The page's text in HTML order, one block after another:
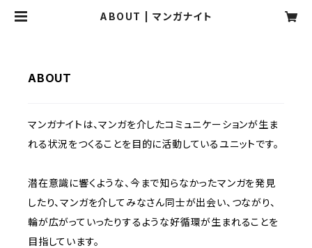
ABOUT | マンガナイト
ABOUT
マンガナイトは、マンガを介したコミュニケーションが生ま
れる状況をつくることを目的に活動しているユニットです。
潜在意識に響くような、今まで知らなかったマンガを発見
したり、マンガを介してみなさん同士が出会い、つながり、
輪が広がっていったりするような好循環が生まれることを
目指しています。